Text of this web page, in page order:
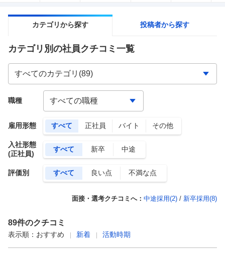
カテゴリから探す 投稿者から探す
カテゴリ別の社員クチコミ一覧
雇用形態 すべて 正社員 バイト その他
入社形態
(正社員)
すべて 新卒 中途
評価別 すべて 良い点 不満な点
職種
面接・選考クチコミへ： 中途採用(2) / 新卒採用(8)
89件のクチコミ
表示順： おすすめ 新着 活動時期